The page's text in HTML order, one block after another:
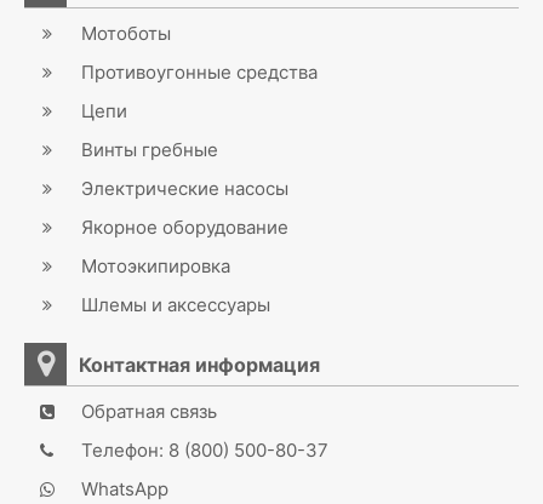
Мотоботы
Противоугонные средства
Цепи
Винты гребные
Электрические насосы
Якорное оборудование
Мотоэкипировка
Шлемы и аксессуары
Контактная информация
Обратная связь
Телефон: 8 (800) 500-80-37
WhatsApp